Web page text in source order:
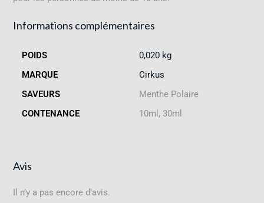
Informations complémentaires
POIDS
0,020 kg
MARQUE
Cirkus
SAVEURS
Menthe Polaire
CONTENANCE
10ml, 30ml
Avis
Il n’y a pas encore d’avis.